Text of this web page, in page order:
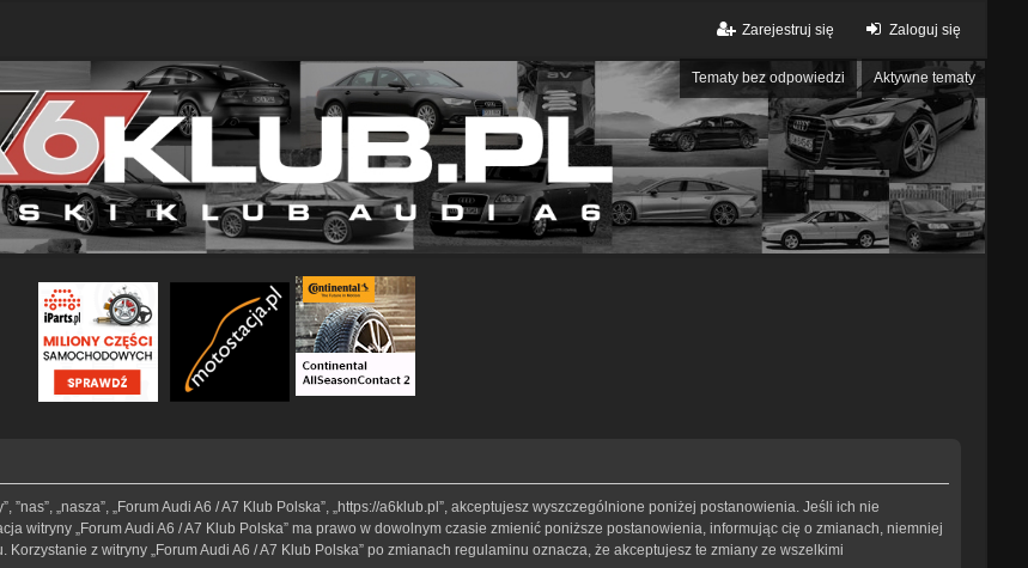
Zaloguj się
Zarejestruj się
Tematy bez odpowiedzi Aktywne tematy
”nas”, „nasza”, „Forum Audi A6 / A7 Klub Polska”, „https://a6klub.pl”, akceptujesz wyszczególnione poniżej postanowienia. Jeśli ich nie
witryny „Forum Audi A6 / A7 Klub Polska” ma prawo w dowolnym czasie zmienić poniższe postanowienia, informując cię o zmianach, niemniej
z witryny „Forum Audi A6 / A7 Klub Polska” po zmianach regulaminu oznacza, że akceptujesz te zmiany ze wszelkimi